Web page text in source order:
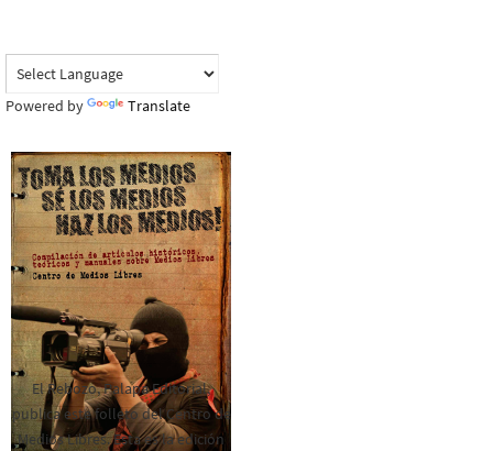
Powered by Translate
El Rebozo, Palapa Editorial,
publica este folleto del Centro de
Medios Libres. Esta es la edición